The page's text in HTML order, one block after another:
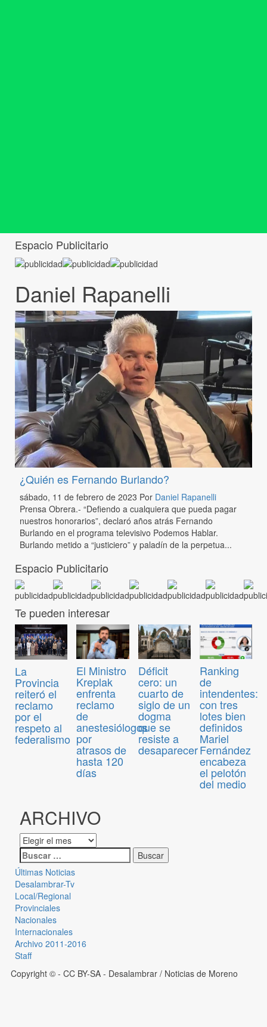
Espacio Publicitario
Daniel Rapanelli
¿Quién es Fernando Burlando?
sábado, 11 de febrero de 2023 Por Daniel Rapanelli
Prensa Obrera.- “Defiendo a cualquiera que pueda pagar
nuestros honorarios”, declaró años atrás Fernando
Burlando en el programa televisivo Podemos Hablar.
Burlando metido a “justiciero” y paladín de la perpetua...
Espacio Publicitario
Te pueden interesar
La
Provincia
reiteró el
reclamo
por el
respeto al
federalismo
El Ministro
Kreplak
enfrenta
reclamo
de
anestesiólogos
por
atrasos de
hasta 120
días
Déficit
cero: un
cuarto de
siglo de un
dogma
que se
resiste a
desaparecer
Ranking
de
intendentes:
con tres
lotes bien
definidos
Mariel
Fernández
encabeza
el pelotón
del medio
ARCHIVO
Últimas Noticias
Desalambrar-Tv
Local/Regional
Provinciales
Nacionales
Internacionales
Archivo 2011-2016
Staff
Copyright © - CC BY-SA - Desalambrar / Noticias de Moreno